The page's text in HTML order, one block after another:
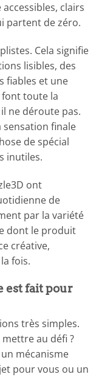
clairs
partent de zéro.
Cela signifie
lisibles, des
fiables et une
toute la
ne déroute pas.
sensation finale
de spécial
inutiles.
ont
de
par la variété
dont le produit
créative,
fois.
est fait pour
très simples.
au défi ?
mécanisme
pour vous ou un